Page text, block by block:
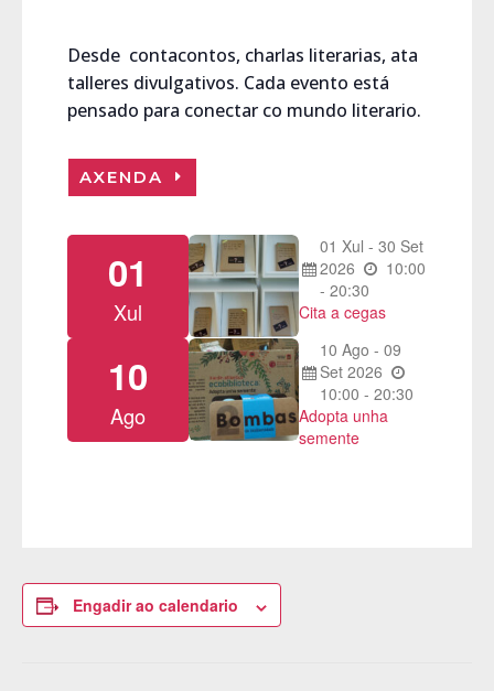
Desde contacontos, charlas literarias, ata
talleres divulgativos. Cada evento está
pensado para conectar co mundo literario.
AXENDA
01
Xul
01 Xul- 30 Set
2026
10:00
- 20:30
Cita a cegas
10
Ago
10 Ago- 09
Set 2026
10:00 - 20:30
Adopta unha
semente
Engadir ao calendario